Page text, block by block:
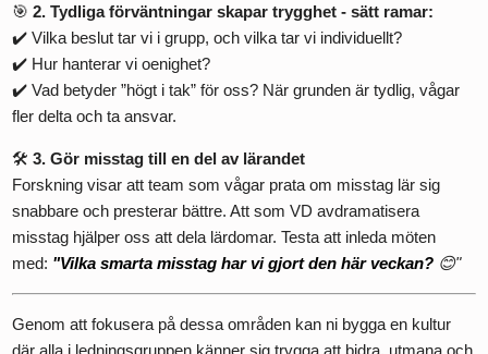
🎯2. Tydliga förväntningar skapar trygghet - sätt ramar:
✔️ Vilka beslut tar vi i grupp, och vilka tar vi individuellt?
✔️ Hur hanterar vi oenighet?
✔️ Vad betyder ”högt i tak” för oss? När grunden är tydlig, vågar
fler delta och ta ansvar.
🛠️3. Gör misstag till en del av lärandet
Forskning visar att team som vågar prata om misstag lär sig
snabbare och presterar bättre. Att som VD avdramatisera
misstag hjälper oss att dela lärdomar. Testa att inleda möten
med: "Vilka smarta misstag har vi gjort den här veckan? 😊"
Genom att fokusera på dessa områden kan ni bygga en kultur